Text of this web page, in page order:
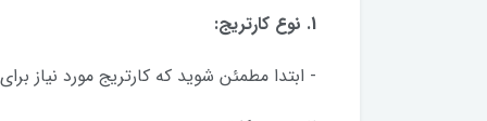
1. نوع کارتریج:
- ابتدا مطمئن شوید که کارتریج مورد نیاز